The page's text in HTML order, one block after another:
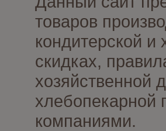
товаров
кондитерской
скидках,
хозяйственной
хлебопекарной
компаниями.